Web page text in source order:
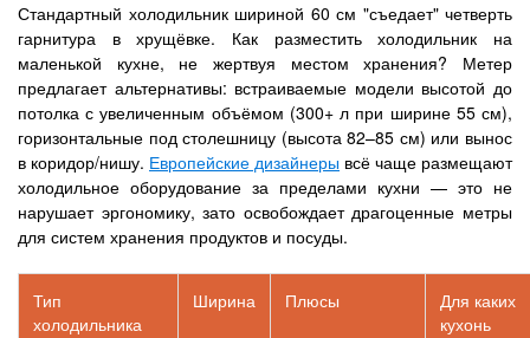
Стандартный холодильник шириной 60 см "съедает" четверть
гарнитура в хрущёвке. Как разместить холодильник на
маленькой кухне, не жертвуя местом хранения? Метер
предлагает альтернативы: встраиваемые модели высотой до
потолка с увеличенным объёмом (300+ л при ширине 55 см),
горизонтальные под столешницу (высота 82–85 см) или вынос
в коридор/нишу. Европейские дизайнеры всё чаще размещают
холодильное оборудование за пределами кухни — это не
нарушает эргономику, зато освобождает драгоценные метры
для систем хранения продуктов и посуды.
Тип
холодильника
Ширина Плюсы
Для каких
кухонь